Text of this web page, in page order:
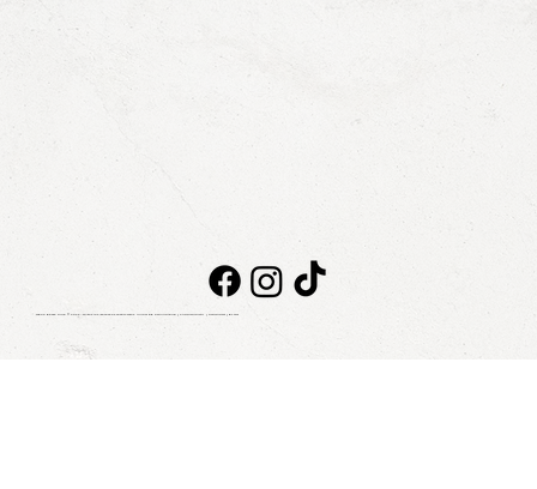
Taboo Beach Club © 2026. Todos los derechos reservados AVISO DE PRIVACIDAD | FACTURACIÓN| CONTACTO | BLOG